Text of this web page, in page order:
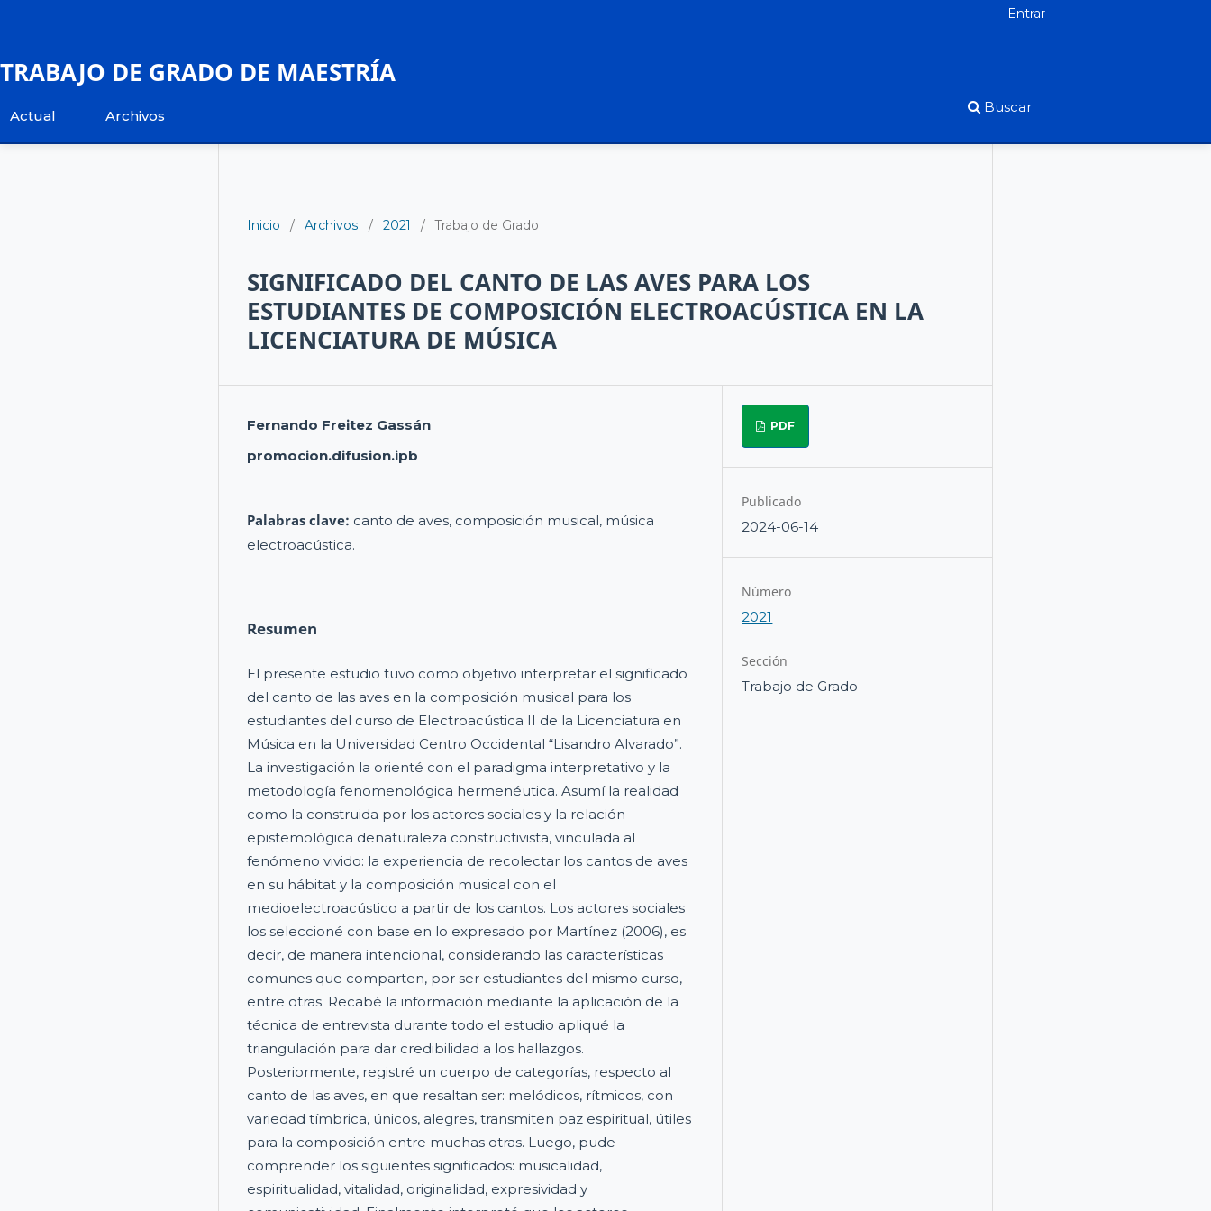
TRABAJO DE GRADO DE MAESTRÍA
Actual Archivos
Buscar
Entrar
Inicio / Archivos / 2021 / Trabajo de Grado
SIGNIFICADO DEL CANTO DE LAS AVES PARA LOS
ESTUDIANTES DE COMPOSICIÓN ELECTROACÚSTICA EN LA
LICENCIATURA DE MÚSICA
Fernando Freitez Gassán
promocion.difusion.ipb
Palabras clave: canto de aves, composición musical, música
electroacústica.
Resumen
El presente estudio tuvo como objetivo interpretar el significado
del canto de las aves en la composición musical para los
estudiantes del curso de Electroacústica II de la Licenciatura en
Música en la Universidad Centro Occidental “Lisandro Alvarado”.
La investigación la orienté con el paradigma interpretativo y la
metodología fenomenológica hermenéutica. Asumí la realidad
como la construida por los actores sociales y la relación
epistemológica denaturaleza constructivista, vinculada al
fenómeno vivido: la experiencia de recolectar los cantos de aves
en su hábitat y la composición musical con el
medioelectroacústico a partir de los cantos. Los actores sociales
los seleccioné con base en lo expresado por Martínez (2006), es
decir, de manera intencional, considerando las características
comunes que comparten, por ser estudiantes del mismo curso,
entre otras. Recabé la información mediante la aplicación de la
técnica de entrevista durante todo el estudio apliqué la
triangulación para dar credibilidad a los hallazgos.
Posteriormente, registré un cuerpo de categorías, respecto al
canto de las aves, en que resaltan ser: melódicos, rítmicos, con
variedad tímbrica, únicos, alegres, transmiten paz espiritual, útiles
para la composición entre muchas otras. Luego, pude
comprender los siguientes significados: musicalidad,
espiritualidad, vitalidad, originalidad, expresividad y
PDF
Publicado
2024-06-14
Número
2021
Sección
Trabajo de Grado